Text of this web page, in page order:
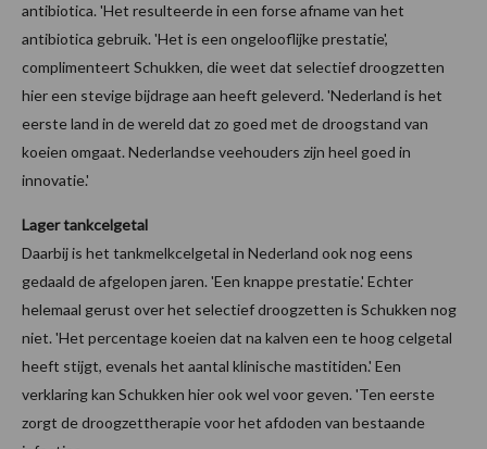
antibiotica. 'Het resulteerde in een forse afname van het
antibiotica gebruik. 'Het is een ongelooflijke prestatie',
complimenteert Schukken, die weet dat selectief droogzetten
hier een stevige bijdrage aan heeft geleverd. 'Nederland is het
eerste land in de wereld dat zo goed met de droogstand van
koeien omgaat. Nederlandse veehouders zijn heel goed in
innovatie.'
Lager tankcelgetal
Daarbij is het tankmelkcelgetal in Nederland ook nog eens
gedaald de afgelopen jaren. 'Een knappe prestatie.' Echter
helemaal gerust over het selectief droogzetten is Schukken nog
niet. 'Het percentage koeien dat na kalven een te hoog celgetal
heeft stijgt, evenals het aantal klinische mastitiden.' Een
verklaring kan Schukken hier ook wel voor geven. 'Ten eerste
zorgt de droogzettherapie voor het afdoden van bestaande